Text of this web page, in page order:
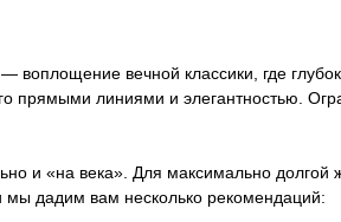
вечной классики, где
прямыми линиями и элегантностью.
и «на века». Для максимально
мы дадим вам несколько рекомендаций: